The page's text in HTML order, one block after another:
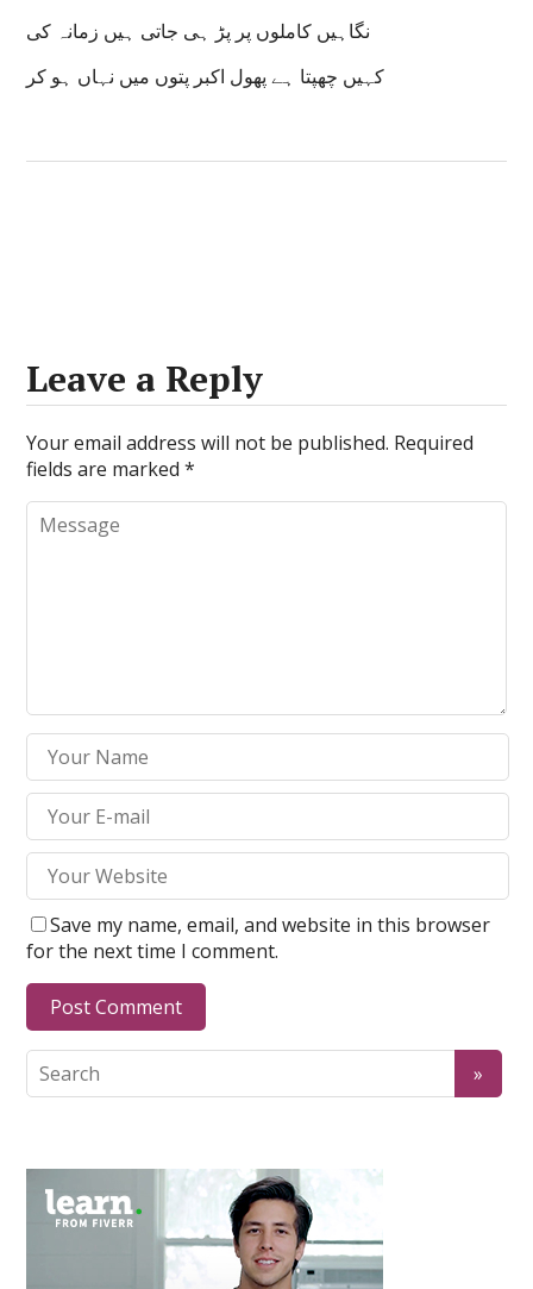
نگاہیں کاملوں پر پڑ ہی جاتی ہیں زمانہ کی
کہیں چھپتا ہے پھول اکبر پتوں میں نہاں ہو کر
Leave a Reply
Your email address will not be published. Required
fields are marked*
Save my name, email, and website in this browser
for the next time I comment.